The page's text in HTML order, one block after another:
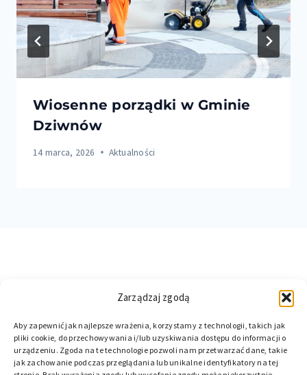
Zarządzaj zgodą
Aby zapewnić jak najlepsze wrażenia, korzystamy z technologii, takich jak
pliki cookie, do przechowywania i/lub uzyskiwania dostępu do informacji o
urządzeniu. Zgoda na te technologie pozwoli nam przetwarzać dane, takie
jak zachowanie podczas przeglądania lub unikalne identyfikatory na tej
Wiosenne porządki w Gminie
Dziwnów
14 marca, 2026 Aktualności